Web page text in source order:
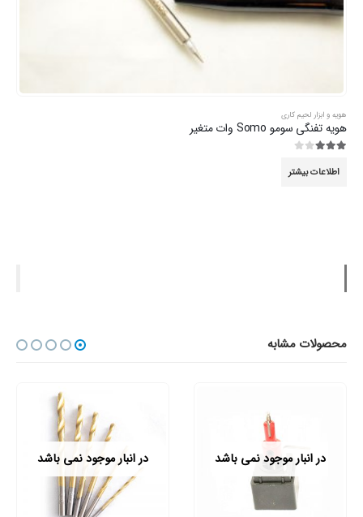
هویه و ابزار لحیم کاری
هویه تفنگی سومو Somo وات متغیر
اطلاعات بیشتر
محصولات مشابه
در انبار موجود نمی باشد در انبار موجود نمی باشد